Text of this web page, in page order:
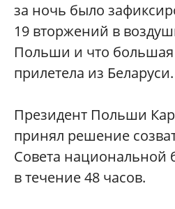
за ночь было
19 вторжений в
Польши и что большая
прилетела из Беларуси.
Президент Польши
принял решение
Совета национальной
в течение 48 часов.